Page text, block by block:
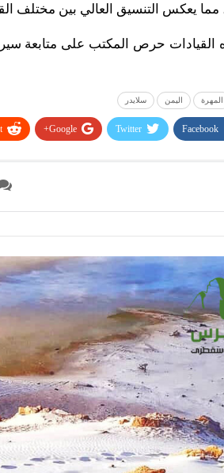
مما يعكس التنسيق العالي بين مختلف
حرص المكتب على متابعة سير
المهرة اليمن سلايدر
Facebook
Twitter
Google+